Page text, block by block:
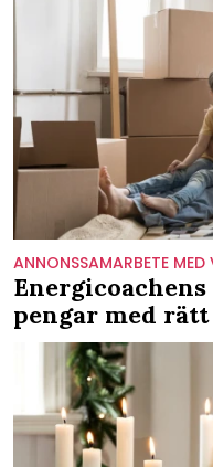
ANNONSSAMARBETE MED
pengar med